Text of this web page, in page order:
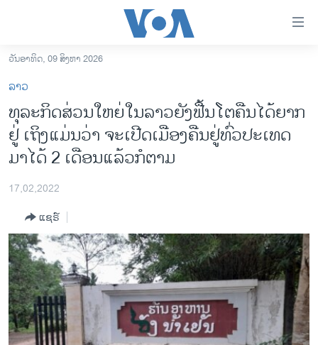
ເຂົ້າ
ຫາ
ຂ້າມ
ຂ້າມ
ໄປ
ຫາ
ຊອກ
ອາເມຣິກາ
ການເລືອກຕັ້ງ ປະທານາທີບໍດີ ສະຫະລັດ 2024
ອິດສະຫຼະພາບດ້ານການຂ່າວ
ຊີວິດຊາວລາວ
ຊຸມຊົນຊາວລາວ
ວິທະຍາສາດ-ເທັກໂນໂລຈີ
ວັນອາທິດ, 09 ສິງຫາ 2026
ລາວ
​ທຸ​ລະ​ກິດ​ສ່ວນ​ໃຫຍ່ໃນ​​ລາວ​ຍັງ​ຟື້ນ​ໂຕຄືນໄດ້​ຍາກ​
ຢູ່ ເຖິງ​ແມ່ນວ່າ ​ຈະ​ເປີດເມືອງ​ຄືນ​​ຢູ່ທົ່ວ​ປະ​ເທດ​
ມາ​ໄດ້ 2 ເດືອນ​ແລ້ວກໍ​ຕາມ
17,02,2022
ແຊຣ໌